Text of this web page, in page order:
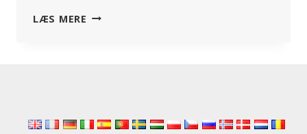
LÆS MERE WHO
MENING